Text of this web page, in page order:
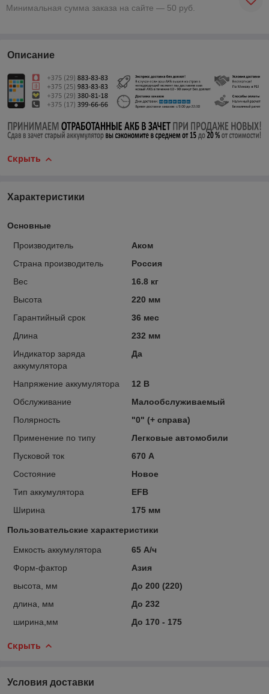
Минимальная сумма заказа на сайте — 50 руб.
Описание
Скрыть
Характеристики
Основные
Производитель
Аком
Страна производитель
Россия
Вес
16.8 кг
Высота
220 мм
Гарантийный срок
36 мес
Длина
232 мм
Индикатор заряда
аккумулятора
Да
Напряжение аккумулятора
12 В
Обслуживание
Малообслуживаемый
Полярность
"0" (+ справа)
Применение по типу
Легковые автомобили
Пусковой ток
670 А
Состояние
Новое
Тип аккумулятора
EFB
Ширина
175 мм
Пользовательские характеристики
Емкость аккумулятора
65 А/ч
Форм-фактор
Азия
высота, мм
До 200 (220)
длина, мм
До 232
ширина,мм
До 170 - 175
Скрыть
Условия доставки